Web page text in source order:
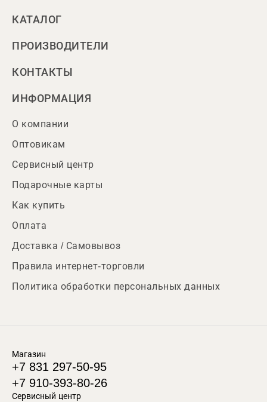
КАТАЛОГ
ПРОИЗВОДИТЕЛИ
КОНТАКТЫ
ИНФОРМАЦИЯ
О компании
Оптовикам
Сервисный центр
Подарочные карты
Как купить
Оплата
Доставка / Самовывоз
Правила интернет-торговли
Политика обработки персональных данных
Магазин
+7 831 297-50-95
+7 910-393-80-26
Сервисный центр